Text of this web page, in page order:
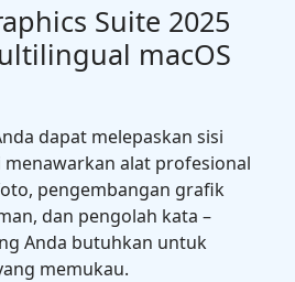
Suite 2025
macOS
dapat melepaskan sisi
alat profesional
pengembangan grafik
dan pengolah kata –
Anda butuhkan untuk
memukau.